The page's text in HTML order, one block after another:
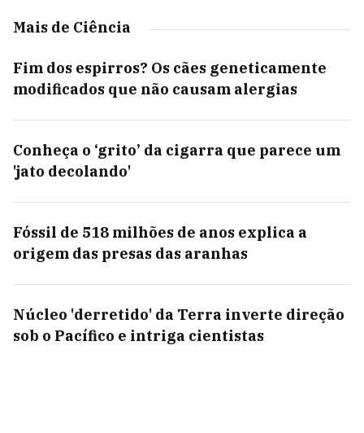
Mais de Ciência
Fim dos espirros? Os cães geneticamente
modificados que não causam alergias
Conheça o ‘grito’ da cigarra que parece um
'jato decolando'
Fóssil de 518 milhões de anos explica a
origem das presas das aranhas
Núcleo 'derretido' da Terra inverte direção
sob o Pacífico e intriga cientistas